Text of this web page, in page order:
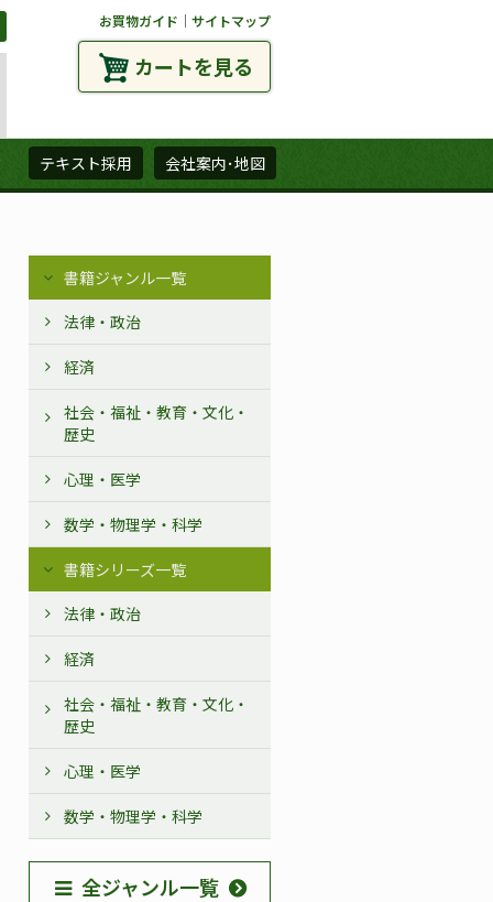
お買物ガイド ｜ サイトマップ
カートを見る
テキスト採用 会社案内･地図
書籍ジャンル一覧
法律・政治
経済
社会・福祉・教育・文化・
歴史
心理・医学
数学・物理学・科学
書籍シリーズ一覧
法律・政治
経済
社会・福祉・教育・文化・
歴史
心理・医学
数学・物理学・科学
全ジャンル一覧